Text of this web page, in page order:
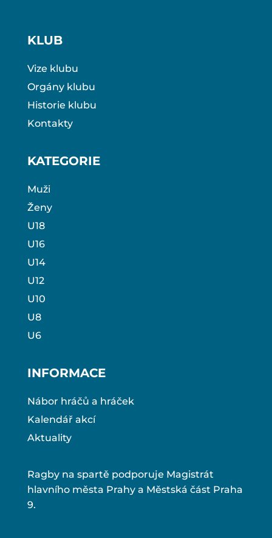
KLUB
Vize klubu
Orgány klubu
Historie klubu
Kontakty
KATEGORIE
Muži
Ženy
U18
U16
U14
U12
U10
U8
U6
INFORMACE
Nábor hráčů a hráček
Kalendář akcí
Aktuality
Ragby na spartě podporuje Magistrát
hlavního města Prahy a Městská část Praha
9.